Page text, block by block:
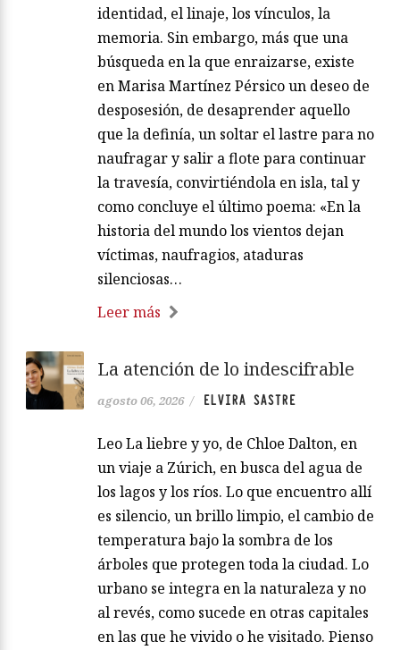
identidad, el linaje, los vínculos, la
memoria. Sin embargo, más que una
búsqueda en la que enraizarse, existe
en Marisa Martínez Pérsico un deseo de
desposesión, de desaprender aquello
que la definía, un soltar el lastre para no
naufragar y salir a flote para continuar
la travesía, convirtiéndola en isla, tal y
como concluye el último poema: «En la
historia del mundo los vientos dejan
víctimas, naufragios, ataduras
silenciosas…
Leer más
La atención de lo indescifrable
agosto 06, 2026 / ELVIRA SASTRE
Leo La liebre y yo, de Chloe Dalton, en
un viaje a Zúrich, en busca del agua de
los lagos y los ríos. Lo que encuentro allí
es silencio, un brillo limpio, el cambio de
temperatura bajo la sombra de los
árboles que protegen toda la ciudad. Lo
urbano se integra en la naturaleza y no
al revés, como sucede en otras capitales
en las que he vivido o he visitado. Pienso